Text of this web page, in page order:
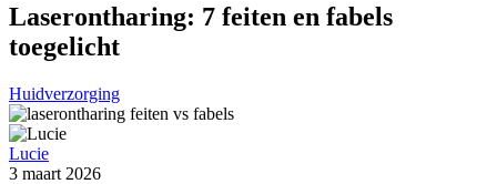
Laserontharing: 7 feiten en fabels
toegelicht
Huidverzorging
Lucie
3 maart 2026